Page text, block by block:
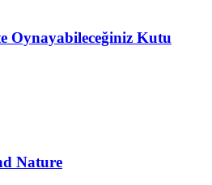
Oynayabileceğiniz Kutu
Nature